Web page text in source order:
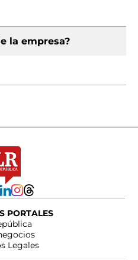
la empresa?
PORTALES
Legales